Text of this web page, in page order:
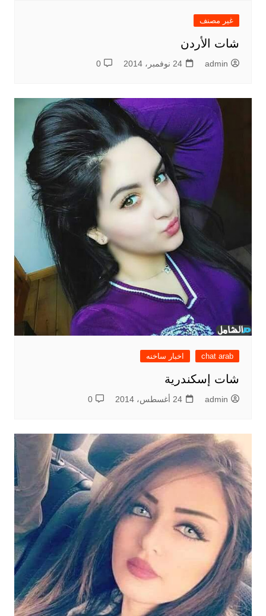
غير مصنف
شات الأردن
admin 24 نوفمبر، 2014 0
chat arab اخبار ساخنه
شات إسكندرية
admin 24 أغسطس، 2014 0